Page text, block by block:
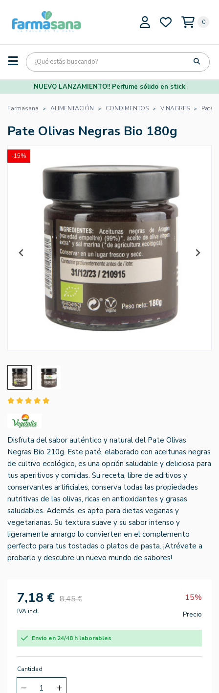
0
NUEVO LANZAMIENTO!! Perfume sólido en stick
Farmasana ALIMENTACIÓN CONDIMENTOS VINAGRES Pate
Pate Olivas Negras Bio 180g
-15%
Disfruta del sabor auténtico y natural del Pate Olivas
Negras Bio 210g. Este paté, elaborado con aceitunas negras
de cultivo ecológico, es una opción saludable y deliciosa para
tus aperitivos y comidas. Su receta, libre de aditivos y
conservantes artificiales, conserva todas las propiedades
nutritivas de las olivas, ricas en antioxidantes y grasas
saludables. Además, es apto para dietas veganas y
vegetarianas. Su textura suave y su sabor intenso y
ligeramente amargo lo convierten en el complemento
perfecto para tus tostadas o platos de pasta. ¡Atrévete a
probarlo y descubre un nuevo mundo de sabores!
7,18 € 8,45 € 15%
IVA incl. Precio
Envío en 24/48 h laborables
Cantidad